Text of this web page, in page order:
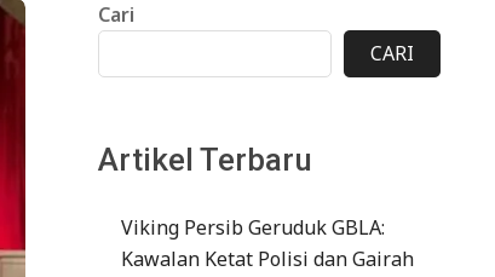
Cari
CARI
Artikel Terbaru
Viking Persib Geruduk GBLA:
Kawalan Ketat Polisi dan Gairah